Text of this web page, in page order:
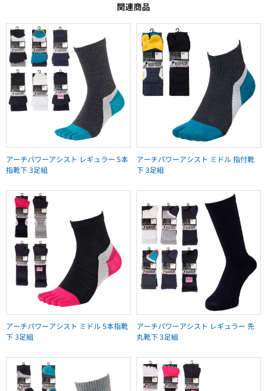
関連商品
アーチパワーアシスト レギュラー 5本
指靴下 3足組
アーチパワーアシスト ミドル 指付靴
下 3足組
アーチパワーアシスト ミドル 5本指靴
下 3足組
アーチパワーアシスト レギュラー 先
丸靴下 3足組